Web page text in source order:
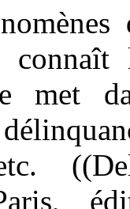
met
etc.